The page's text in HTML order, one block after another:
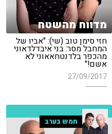
מדווח מהשטח
חזי סימן טוב (שי): "אביו של
המחבל מסר: בני איבדלדאוני
מהכפר בלדנטחאאוני לא
אשם!"
27/09/2017
חמש בערב